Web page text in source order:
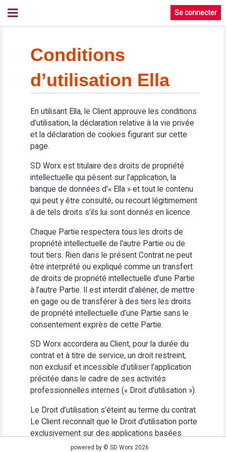
Se connecter
Conditions
d’utilisation Ella
En utilisant Ella, le Client approuve les conditions
d’utilisation, la déclaration relative à la vie privée
et la déclaration de cookies figurant sur cette
page.
SD Worx est titulaire des droits de propriété
intellectuelle qui pèsent sur l’application, la
banque de données d'« Ella » et tout le contenu
qui peut y être consulté, ou recourt légitimement
à de tels droits s’ils lui sont donnés en licence.
Chaque Partie respectera tous les droits de
propriété intellectuelle de l'autre Partie ou de
tout tiers. Rien dans le présent Contrat ne peut
être interprété ou expliqué comme un transfert
de droits de propriété intellectuelle d’une Partie
à l’autre Partie. Il est interdit d’aliéner, de mettre
en gage ou de transférer à des tiers les droits
de propriété intellectuelle d’une Partie sans le
consentement exprès de cette Partie.
SD Worx accordera au Client, pour la durée du
contrat et à titre de service, un droit restreint,
non exclusif et incessible d’utiliser l’application
précitée dans le cadre de ses activités
professionnelles internes (« Droit d’utilisation »).
Le Droit d’utilisation s’éteint au terme du contrat.
Le Client reconnaît que le Droit d’utilisation porte
exclusivement sur des applications basées
Web. Le Client s’abstiendra (i) d’utiliser
powered by © SD Worx 2026